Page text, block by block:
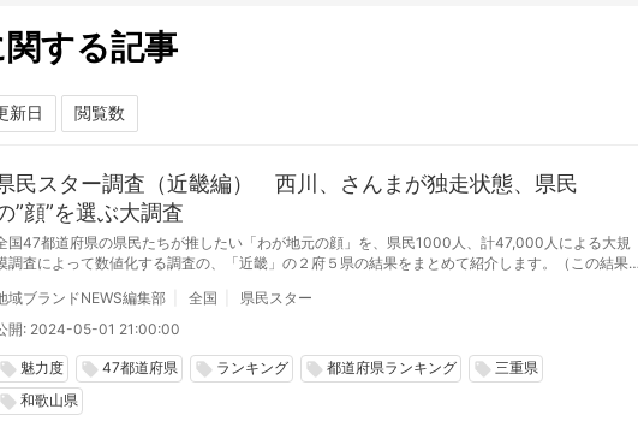
する記事
民スター調査（近畿編） 西川、さんまが独走状態、県民
”顔”を選ぶ大調査
国47都道府県の県民たちが推したい「わが地元の顔」を、県民1000人、計47,000人による大規
調査によって数値化する調査の、「近畿」の２府５県の結果をまとめて紹介します。（この結果
域ブランドNEWS編集部
全国
県民スター
開: 2024-05-01 21:00:00
local_offer 魅力度 local_offer 47都道府県 local_offer ランキング local_offer 都道府県ランキング local_offer 三重県
local_offer 和歌山県